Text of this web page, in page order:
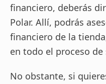
financiero, deberás
Polar. Allí, podrás
financiero de la
en todo el proceso
No obstante, si